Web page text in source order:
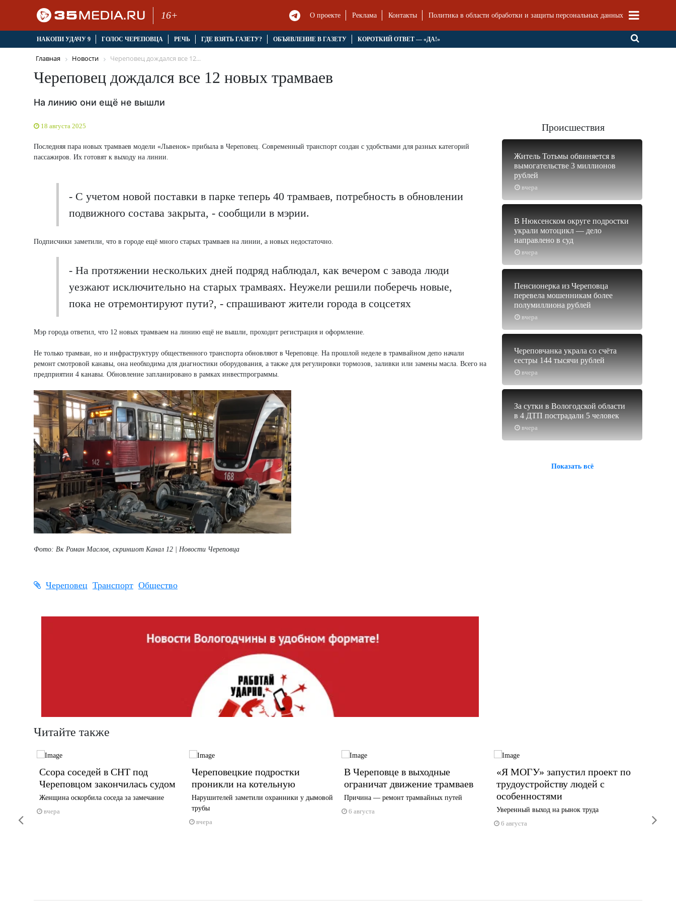
16+ О проекте Реклама Контакты Политика в области обработки и защиты персональных данных
НАКОПИ УДАЧУ 9 ГОЛОС ЧЕРЕПОВЦА РЕЧЬ ГДЕ ВЗЯТЬ ГАЗЕТУ? ОБЪЯВЛЕНИЕ В ГАЗЕТУ КОРОТКИЙ ОТВЕТ — «ДА!»
Главная Новости Череповец дождался все 12...
Череповец дождался все 12 новых трамваев
На линию они ещё не вышли
18 августа 2025
Последняя пара новых трамваев модели «Львенок» прибыла в Череповец. Современный транспорт создан с удобствами для разных категорий
пассажиров. Их готовят к выходу на линии.
- С учетом новой поставки в парке теперь 40 трамваев, потребность в обновлении
подвижного состава закрыта, - сообщили в мэрии.
Подписчики заметили, что в городе ещё много старых трамваев на линии, а новых недостаточно.
- На протяжении нескольких дней подряд наблюдал, как вечером с завода люди
уезжают исключительно на старых трамваях. Неужели решили поберечь новые,
пока не отремонтируют пути?, - спрашивают жители города в соцсетях
Мэр города ответил, что 12 новых трамваем на линию ещё не вышли, проходит регистрация и оформление.
Не только трамваи, но и инфраструктуру общественного транспорта обновляют в Череповце. На прошлой неделе в трамвайном депо начали
ремонт смотровой канавы, она необходима для диагностики оборудования, а также для регулировки тормозов, заливки или замены масла. Всего на
предприятии 4 канавы. Обновление запланировано в рамках инвестпрограммы.
Фото: Вк Роман Маслов, скриншот Канал 12 | Новости Череповца
Череповец Транспорт Общество
Происшествия
вчера
Житель Тотьмы обвиняется в
вымогательстве 3 миллионов
рублей
вчера
В Нюксенском округе подростки
украли мотоцикл — дело
направлено в суд
вчера
Пенсионерка из Череповца
перевела мошенникам более
полумиллиона рублей
вчера
Череповчанка украла со счёта
сестры 144 тысячи рублей
вчера
За сутки в Вологодской области
в 4 ДТП пострадали 5 человек
Показать всё
Читайте также
Ссора соседей в СНТ под
Череповцом закончилась судом
Женщина оскорбила соседа за замечание
вчера
Череповецкие подростки
проникли на котельную
Нарушителей заметили охранники у дымовой
трубы
вчера
В Череповце в выходные
ограничат движение трамваев
Причина — ремонт трамвайных путей
6 августа
«Я МОГУ» запустил проект по
трудоустройству людей с
особенностями
Уверенный выход на рынок труда
6 августа